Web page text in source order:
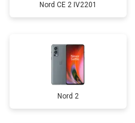
Nord CE 2 IV2201
Nord 2